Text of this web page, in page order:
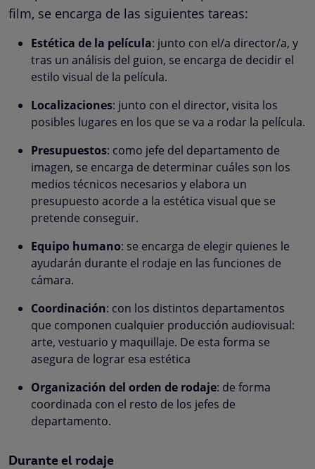
film, se encarga de las siguientes tareas:
Estética de la película: junto con el/a director/a, y
tras un análisis del guion, se encarga de decidir el
estilo visual de la película.
Localizaciones: junto con el director, visita los
posibles lugares en los que se va a rodar la película.
Presupuestos: como jefe del departamento de
imagen, se encarga de determinar cuáles son los
medios técnicos necesarios y elabora un
presupuesto acorde a la estética visual que se
pretende conseguir.
Equipo humano: se encarga de elegir quienes le
ayudarán durante el rodaje en las funciones de
cámara.
Coordinación: con los distintos departamentos
que componen cualquier producción audiovisual:
arte, vestuario y maquillaje. De esta forma se
asegura de lograr esa estética
Organización del orden de rodaje: de forma
coordinada con el resto de los jefes de
departamento.
Durante el rodaje